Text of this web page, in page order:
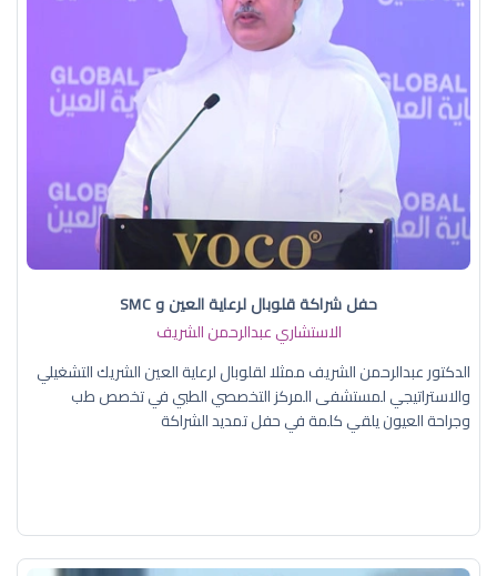
حفل شراكة قلوبال لرعاية العين و SMC
الاستشاري عبدالرحمن الشريف
الدكتور عبدالرحمن الشريف ممثلا لقلوبال لرعاية العين الشريك التشغيلي
والاستراتيجي لمستشفى المركز التخصصي الطبي في تخصص طب
وجراحة العيون يلقي كلمة في حفل تمديد الشراكة